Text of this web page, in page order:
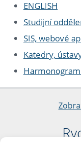
ENGLISH
Studijní
SIS, webové
Katedry,